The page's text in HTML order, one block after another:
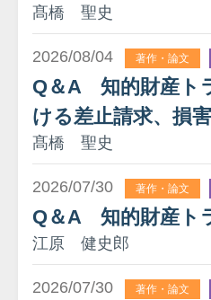
髙橋 聖史
2026/08/04 著作・論文
Q＆A 知的財産ト
ける差止請求、損
髙橋 聖史
2026/07/30 著作・論文
Q＆A 知的財産ト
江原 健史郎
2026/07/30 著作・論文